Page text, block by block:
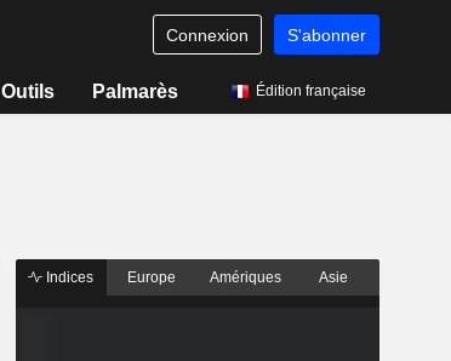
Connexion S'abonner
Outils Palmarès Édition française
Indices Europe Amériques Asie